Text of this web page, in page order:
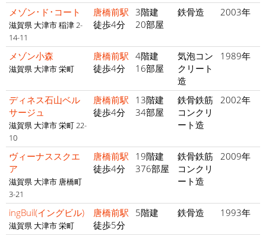
メゾン･ド･コート
滋賀県 大津市 稲津 2-
14-11
唐橋前駅
徒歩4分
3階建
20部屋
鉄骨造 2003年
メゾン小森
滋賀県 大津市 栄町
唐橋前駅
徒歩4分
4階建
16部屋
気泡コン
クリート
造
1989年
ディネス石山ベル
サージュ
滋賀県 大津市 栄町 22-
10
唐橋前駅
徒歩4分
13階建
34部屋
鉄骨鉄筋
コンクリ
ート造
2002年
ヴィーナススクエ
ア
滋賀県 大津市 唐橋町
3-21
唐橋前駅
徒歩4分
19階建
376部屋
鉄骨鉄筋
コンクリ
ート造
2009年
ingBuil(イングビル)
滋賀県 大津市 栄町
唐橋前駅
徒歩5分
5階建 鉄骨造 1993年